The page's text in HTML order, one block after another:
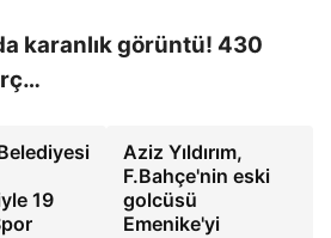
karanlık görüntü! 430
19
Aziz Yıldırım,
F.Bahçe'nin eski
golcüsü
Emenike'yi